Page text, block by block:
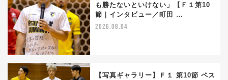
も勝たないといけない」【Ｆ１第10
節｜インタビュー／町田 …
2026.08.04
【写真ギャラリー】Ｆ１ 第10節 ペス